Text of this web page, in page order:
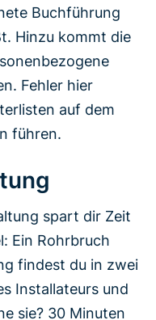
Buchführung
Hinzu kommt die
Fehler hier
auf dem
führen.
spart dir Zeit
Ein Rohrbruch
findest du in zwei
Installateurs und
sie? 30 Minuten